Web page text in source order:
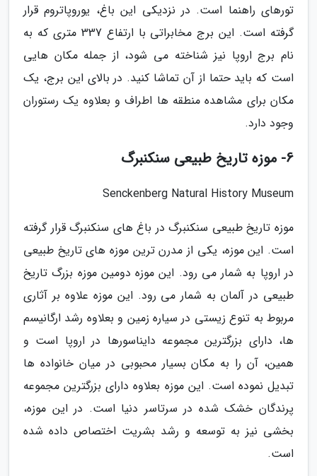
تورهای راهنما است. در نزدیکی این باغ، یوروپاتروم قرار
گرفته است. این برج مخابراتی با ارتفاع 337 متری که به
نام برج اروپا نیز شناخته می شود، از جمله مکان هایی
است که باید حتما از آن تماشا کنید. در بالای این برج، یک
مکان برای مشاهده منطقه ها اطراف و بعلاوه یک رستوران
وجود دارد.
6- موزه تاریخ طبیعی سنکنبرگ
Senckenberg Natural History Museum
موزه تاریخ طبیعی سنکنبرگ در باغ های سنکنبرگ قرار گرفته
است. این موزه، یکی از مدرن ترین موزه های تاریخ طبیعی
در اروپا به شمار می رود. این موزه دومین موزه بزرگ تاریخ
طبیعی در آلمان به شمار می رود. این موزه علاوه بر آثاری
مربوط به تنوع زیستی در سیاره زمین و بعلاوه رشد ارگانیسم
ها، دارای بزرگترین مجموعه دایناسورها در اروپا است و
همین، آن را به مکان بسیار محبوبی در میان خانواده ها
تبدیل نموده است. این موزه بعلاوه دارای بزرگترین مجموعه
پرندگان خشک شده در سرتاسر دنیا است. در این موزه،
بخشی نیز به توسعه و رشد بشریت اختصاص داده شده
است.